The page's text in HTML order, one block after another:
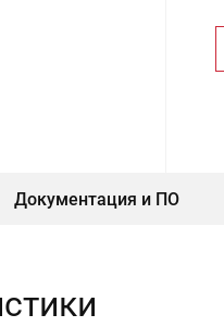
Документация и ПО